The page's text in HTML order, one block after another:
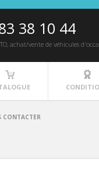
38 10 44
, achat/vente de véhicules
CONTACTER